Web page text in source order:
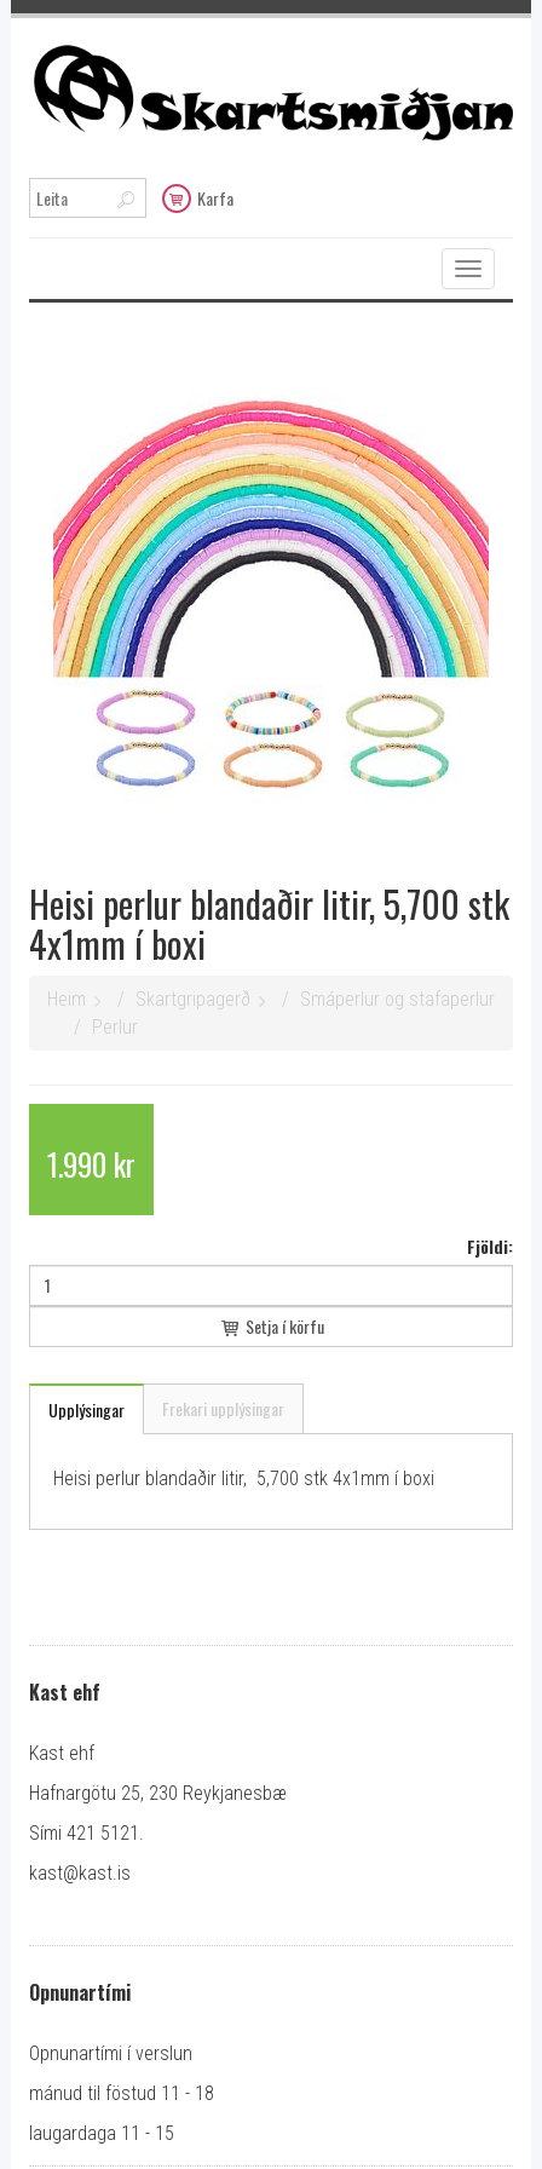
Karfa
Toggle
navigation
Heisi perlur blandaðir litir, 5,700 stk
4x1mm í boxi
Heim Skartgripagerð
Smáperlur og stafaperlur
Perlur
1.990 kr
Fjöldi:
Setja í körfu
Upplýsingar Frekari upplýsingar
Heisi perlur blandaðir litir, 5,700 stk 4x1mm í boxi
Kast ehf
Kast ehf
Hafnargötu 25, 230 Reykjanesbæ
Sími 421 5121.
kast@kast.is
Opnunartími
Opnunartími í verslun
mánud til föstud 11 - 18
laugardaga 11 - 15